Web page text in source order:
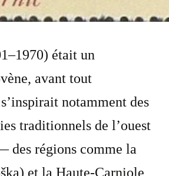
était un
avant tout
notamment des
traditionnels de l’ouest
des régions comme la
et la Haute-Carniole